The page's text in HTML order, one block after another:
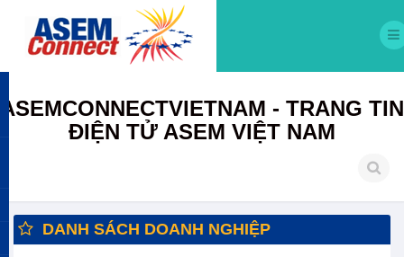
ASEMCONNECTVIETNAM - TRANG TIN
ĐIỆN TỬ ASEM VIỆT NAM
DANH SÁCH DOANH NGHIỆP